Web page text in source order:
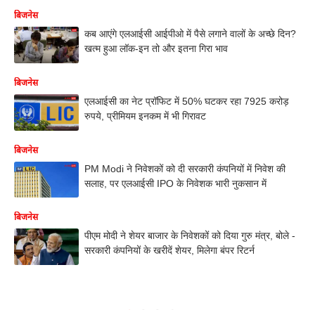
बिजनेस
कब आएंगे एलआईसी आईपीओ में पैसे लगाने वालों के अच्छे दिन?
खत्म हुआ लॉक-इन तो और इतना गिरा भाव
बिजनेस
एलआईसी का नेट प्रॉफिट में 50% घटकर रहा 7925 करोड़
रुपये, प्रीमियम इनकम में भी गिरावट
बिजनेस
PM Modi ने निवेशकों को दी सरकारी कंपनियों में निवेश की
सलाह, पर एलआईसी IPO के निवेशक भारी नुकसान में
बिजनेस
पीएम मोदी ने शेयर बाजार के निवेशकों को दिया गुरु मंत्र, बोले -
सरकारी कंपनियों के खरीदें शेयर, मिलेगा बंपर रिटर्न